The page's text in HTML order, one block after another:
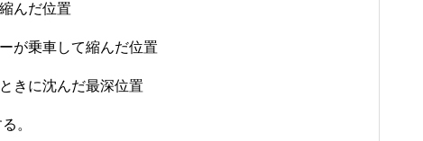
だ位置
車して縮んだ位置
沈んだ最深位置
。